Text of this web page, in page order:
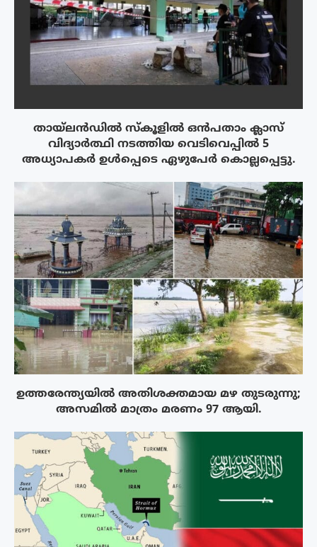
തായ്‌ലൻഡിൽ സ്കൂളിൽ ഒൻപതാം ക്ലാസ്
വിദ്യാർത്ഥി നടത്തിയ വെടിവെപ്പിൽ 5
അധ്യാപകർ ഉൾപ്പെടെ ഏഴുപേർ കൊല്ലപ്പെട്ടു.
ഉത്തരേന്ത്യയിൽ അതിശക്തമായ മഴ തുടരുന്നു;
അസമിൽ മാത്രം മരണം 97 ആയി.